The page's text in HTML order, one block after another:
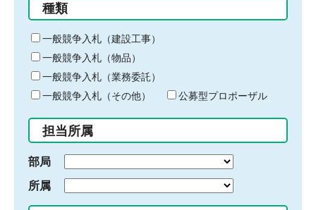
る
キ
ー
ワ
ー
ド
入
力
種類
一般競争入札（建設工事）
一般競争入札（物品）
一般競争入札（業務委託）
一般競争入札（その他）
公募型プロポーザル
担当所属
部局
所属